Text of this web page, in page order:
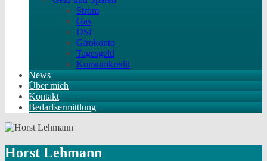
Strom
Gas
DSL
Girokonto
Tagesgeld
Konsumkredit
News
Über mich
Kontakt
Bedarfsermittlung
Horst Lehmann